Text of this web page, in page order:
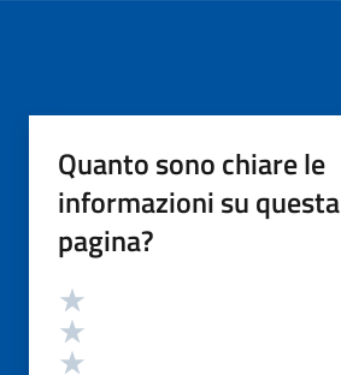
Quanto sono chiare le
informazioni su questa
pagina?
Valutazione